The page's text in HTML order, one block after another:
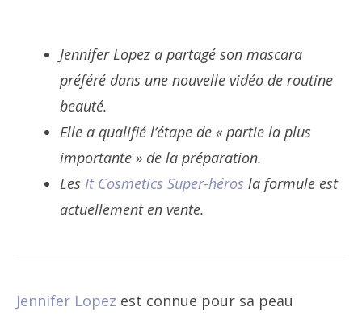
Jennifer Lopez a partagé son mascara
préféré dans une nouvelle vidéo de routine
beauté.
Elle a qualifié l’étape de « partie la plus
importante » de la préparation.
Les It Cosmetics Super-héros la formule est
actuellement en vente.
Jennifer Lopez est connue pour sa peau